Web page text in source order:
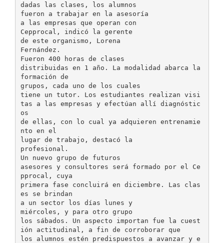
dadas las clases, los alumnos
fueron a trabajar en la asesoría
a las empresas que operan con
Cepprocal, indicó la gerente
de este organismo, Lorena
Fernández.
Fueron 400 horas de clases
distribuidas en 1 año. La modalidad abarca la
formación de
grupos, cada uno de los cuales
tiene un tutor. Los estudiantes realizan visi
tas a las empresas y efectúan allí diagnóstic
os
de ellas, con lo cual ya adquieren entrenamie
nto en el
lugar de trabajo, destacó la
profesional.
Un nuevo grupo de futuros
asesores y consultores será formado por el Ce
pprocal, cuya
primera fase concluirá en diciembre. Las clas
es se brindan
a un sector los días lunes y
miércoles, y para otro grupo
los sábados. Un aspecto importan fue la cuest
ión actitudinal, a fin de corroborar que
los alumnos estén predispuestos a avanzar y e